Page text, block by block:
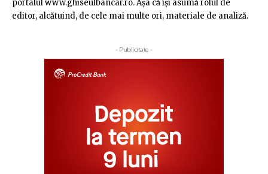
portalul www.ghiseulbancar.ro. Așa că îşi asumă rolul de
editor, alcătuind, de cele mai multe ori, materiale de analiză.
- Publicitate -